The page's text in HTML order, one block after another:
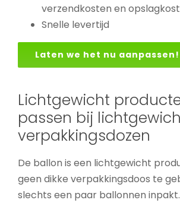
verzendkosten en
Snelle levertijd
Laten we het nu aanpassen!
Lichtgewicht
passen bij
verpakkingsdozen
De ballon is een lichtgewicht
geen dikke verpakkingsdoos te
slechts een paar ballonnen